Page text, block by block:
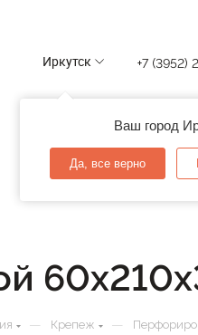
Иркутск
Ваш город
Да, все верно
+7 (3952)
— Крепеж —